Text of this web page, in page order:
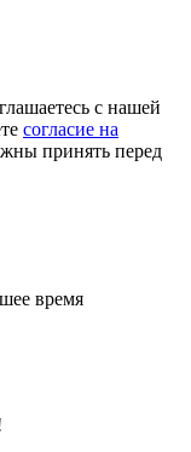
с нашей
согласие на
принять перед
время